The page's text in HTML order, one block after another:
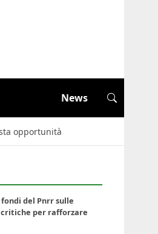
News
opportunità
del Pnrr sulle
per rafforzare